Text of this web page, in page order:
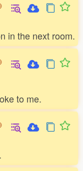
in the next room.
to me.